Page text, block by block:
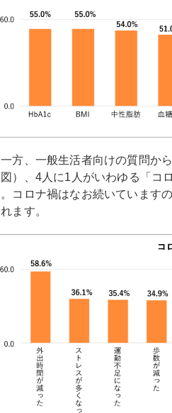
方、一般生活者向けの質問か
図）、4人に1人がいわゆる「コ
コロナ禍はなお続いています
ます。